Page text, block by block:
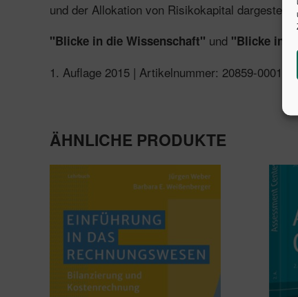
und der Allokation von Risikokapital dargestellt.
"Blicke in die Wissenschaft" und "Blicke in
1. Auflage 2015 | Artikelnummer: 20859-0001 |
ÄHNLICHE PRODUKTE